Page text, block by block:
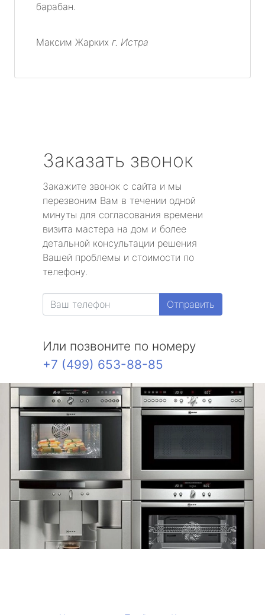
барабан.
Максим Жарких г. Истра
Заказать звонок
Закажите звонок с сайта и мы
перезвоним Вам в течении одной
минуты для согласования времени
визита мастера на дом и более
детальной консультации решения
Вашей проблемы и стоимости по
телефону.
Отправить
Или позвоните по номеру
+7 (499) 653-88-85